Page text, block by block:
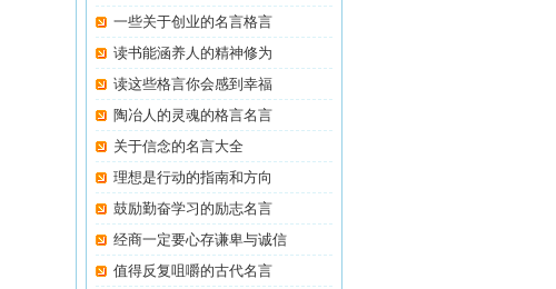
一些关于创业的名言格言
读书能涵养人的精神修为
读这些格言你会感到幸福
陶冶人的灵魂的格言名言
关于信念的名言大全
理想是行动的指南和方向
鼓励勤奋学习的励志名言
经商一定要心存谦卑与诚信
值得反复咀嚼的古代名言